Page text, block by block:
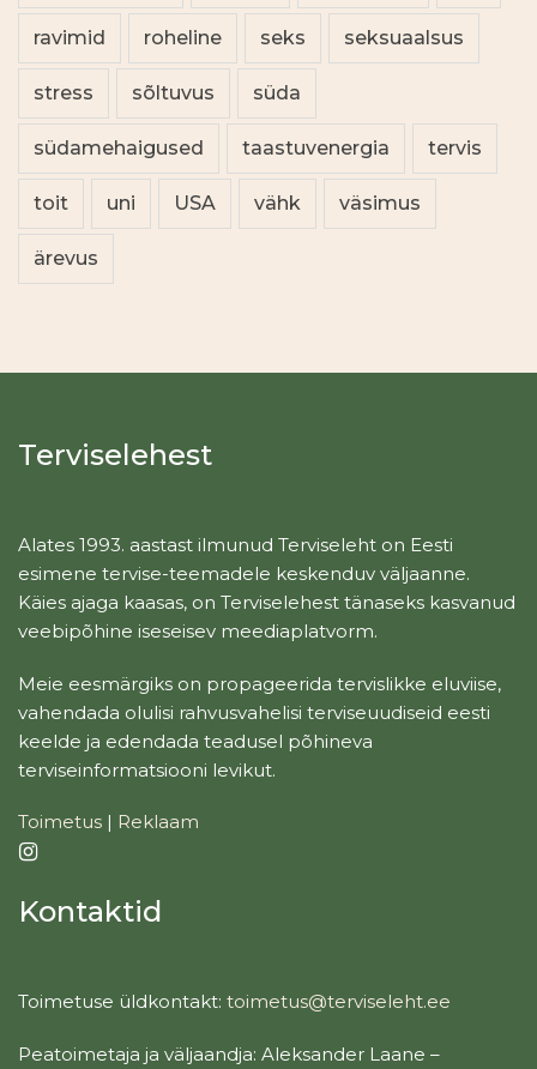
ravimid roheline seks seksuaalsus
stress sõltuvus süda
südamehaigused taastuvenergia tervis
toit uni USA vähk väsimus
ärevus
Terviselehest
Alates 1993. aastast ilmunud Terviseleht on Eesti
esimene tervise-teemadele keskenduv väljaanne.
Käies ajaga kaasas, on Terviselehest tänaseks kasvanud
veebipõhine iseseisev meediaplatvorm.
Meie eesmärgiks on propageerida tervislikke eluviise,
vahendada olulisi rahvusvahelisi terviseuudiseid eesti
keelde ja edendada teadusel põhineva
terviseinformatsiooni levikut.
Toimetus | Reklaam
Kontaktid
Toimetuse üldkontakt: toimetus@terviseleht.ee
Peatoimetaja ja väljaandja: Aleksander Laane –